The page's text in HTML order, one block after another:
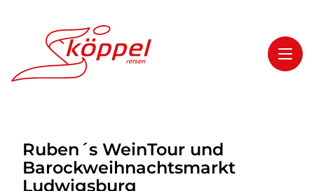
Highlights
Service
Ruben´s WeinTour und
Barockweihnachtsmarkt
Ludwigsburg